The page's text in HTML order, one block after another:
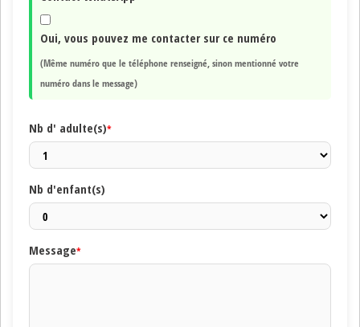
Oui, vous pouvez me contacter sur ce numéro
(Même numéro que le téléphone renseigné, sinon mentionné votre
numéro dans le message)
Nb d' adulte(s)*
Nb d'enfant(s)
Message*